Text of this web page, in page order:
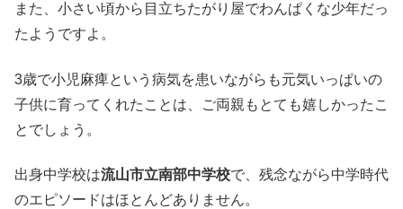
また、小さい頃から目立ちたがり屋でわんぱくな少年だっ
たようですよ。
3歳で小児麻痺という病気を患いながらも元気いっぱいの
子供に育ってくれたことは、ご両親もとても嬉しかったこ
とでしょう。
出身中学校は流山市立南部中学校で、残念ながら中学時代
のエピソードはほとんどありません。